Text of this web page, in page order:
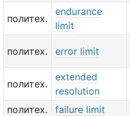
политех.
endurance
limit
политех. error limit
политех.
extended
resolution
политех.
failure limit